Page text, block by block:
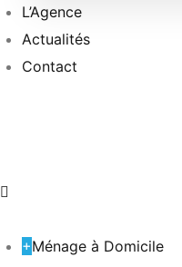
L’Agence
Actualités
Contact
+Ménage à Domicile